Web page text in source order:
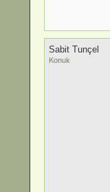
Sabit Tunçel
Konuk